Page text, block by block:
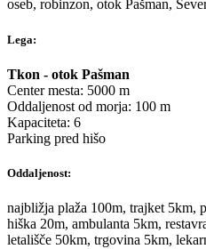
oseb, robinzon, otok Pašman,
Lega:
Tkon - otok Pašman
Center mesta: 5000 m
Oddaljenost od morja: 100 m
Kapaciteta: 6
Parking pred hišo
Oddaljenost:
najbližja plaža 100m, trajket 5km,
hiška 20m, ambulanta 5km,
letališče 50km, trgovina 5km,